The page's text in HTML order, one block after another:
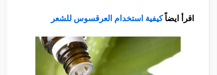
اقرأ ايضاًكيفية استخدام العرقسوس للشعر